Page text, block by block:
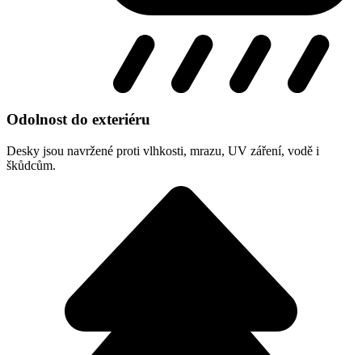
Odolnost do exteriéru
Desky jsou navržené proti vlhkosti, mrazu, UV záření, vodě i
škůdcům.